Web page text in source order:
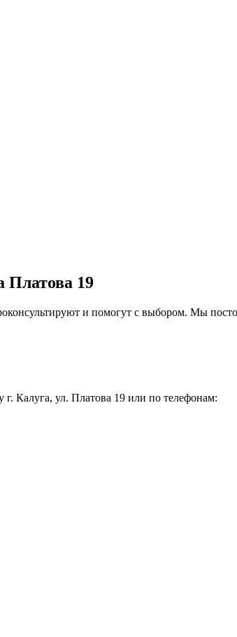
Платова 19
и помогут с выбором. Мы
Калуга, ул. Платова 19 или по телефонам: